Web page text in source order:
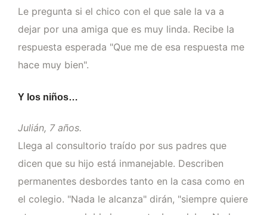
Le pregunta si el chico con el que sale la va a
dejar por una amiga que es muy linda. Recibe la
respuesta esperada "Que me de esa respuesta me
hace muy bien".
Y los niños…
Julián, 7 años.
Llega al consultorio traído por sus padres que
dicen que su hijo está inmanejable. Describen
permanentes desbordes tanto en la casa como en
el colegio. "Nada le alcanza" dirán, "siempre quiere